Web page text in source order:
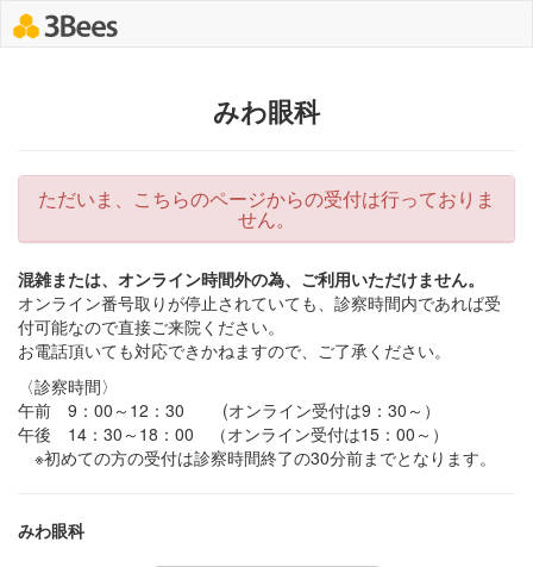
みわ眼科
ただいま、こちらのページからの受付は行っておりま
せん。
混雑または、オンライン時間外の為、ご利用いただけません。
オンライン番号取りが停止されていても、診察時間内であれば受
付可能なので直接ご来院ください。
お電話頂いても対応できかねますので、ご了承ください。
〈診察時間〉
午前 9：00～12：30 (オンライン受付は9：30～）
午後 14：30～18：00 （オンライン受付は15：00～）
※初めての方の受付は診察時間終了の30分前までとなります。
みわ眼科